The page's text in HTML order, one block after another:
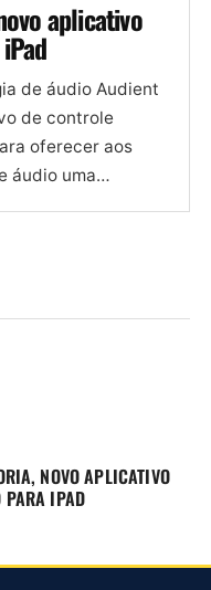
aplicativo
de áudio Audient
de controle
oferecer aos
áudio uma
NOVO APLICATIVO
PARA IPAD